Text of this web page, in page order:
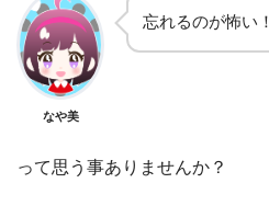
なや美
忘れるのが怖い！
って思う事ありませんか？